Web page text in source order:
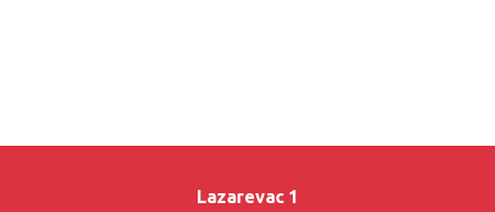
Lazarevac 1